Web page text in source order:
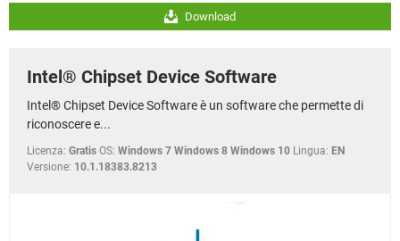
Download
Intel® Chipset Device Software
Intel® Chipset Device Software è un software che permette di
riconoscere e...
Licenza: Gratis OS: Windows 7 Windows 8 Windows 10 Lingua: EN
Versione: 10.1.18383.8213